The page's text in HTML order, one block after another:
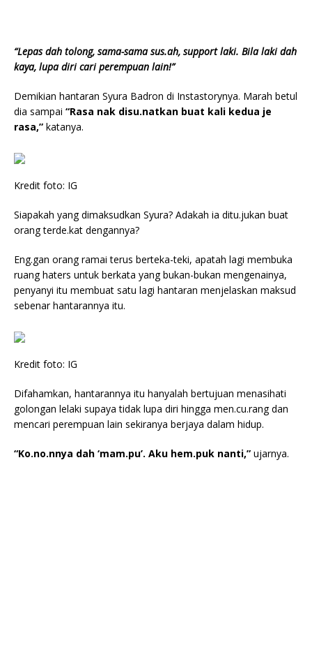
“Lepas dah tolong, sama-sama sus.ah, support laki. Bila laki dah
kaya, lupa diri cari perempuan lain!”
Demikian hantaran Syura Badron di Instastorynya. Marah betul
dia sampai “Rasa nak disu.natkan buat kali kedua je
rasa,” katanya.
Kredit foto: IG
Siapakah yang dimaksudkan Syura? Adakah ia ditu.jukan buat
orang terde.kat dengannya?
Eng.gan orang ramai terus berteka-teki, apatah lagi membuka
ruang haters untuk berkata yang bukan-bukan mengenainya,
penyanyi itu membuat satu lagi hantaran menjelaskan maksud
sebenar hantarannya itu.
Kredit foto: IG
Difahamkan, hantarannya itu hanyalah bertujuan menasihati
golongan lelaki supaya tidak lupa diri hingga men.cu.rang dan
mencari perempuan lain sekiranya berjaya dalam hidup.
“Ko.no.nnya dah ‘mam.pu’. Aku hem.puk nanti,” ujarnya.